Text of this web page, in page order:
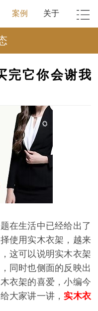
案例 关于
完它你会谢我
在生活中已经给出了
使用实木衣架，越来
这可以说明实木衣架
同时也侧面的反映出
衣架的喜爱，小编今
大家讲一讲， 实木衣